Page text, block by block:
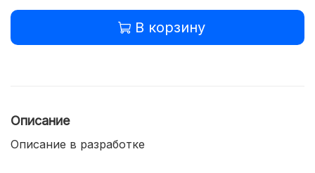
В корзину
Описание
Описание в разработке